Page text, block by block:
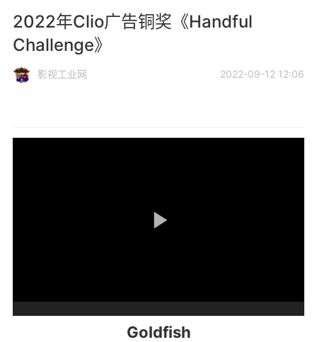
2022年Clio广告铜奖《Handful
Challenge》
影视工业网 2022-09-12 12:06
Goldfish